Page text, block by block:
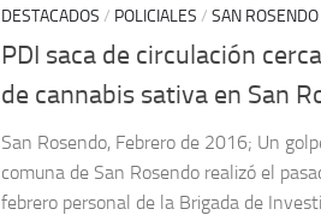
DESTACADOS / POLICIALES / SAN ROSENDO
PDI saca de circulación
de cannabis sativa en San
San Rosendo, Febrero de 2016; Un
comuna de San Rosendo realizó el
febrero personal de la Brigada de